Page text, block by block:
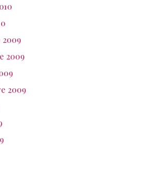
2009
2009
2009